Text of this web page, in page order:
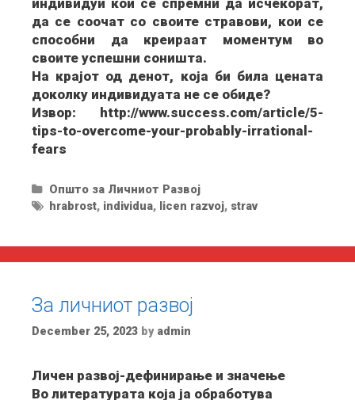
индивидуи кои се спремни да исчекорат,
да се соочат со своите стравови, кои се
способни да креираат моментум во
своите успешни соништа.
На крајот од денот, која би била цената
доколку индивидуата не се обиде?
Извор: http://www.success.com/article/5-
tips-to-overcome-your-probably-irrational-
fears
Categories
Општо за Личниот Развој
Tags
hrabrost, individua, licen razvoj, strav
За личниот развој
December 25, 2023 by admin
Личен развој-дефинирање и значење
Во литературата која ја обработува